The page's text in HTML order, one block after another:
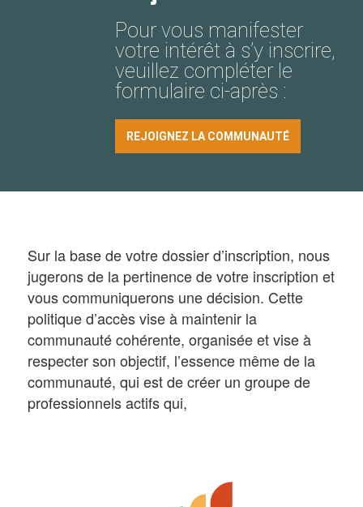
Pour vous manifester
votre intérêt à s’y inscrire,
veuillez compléter le
formulaire ci-après :
REJOIGNEZ LA COMMUNAUTÉ
Sur la base de votre dossier d’inscription, nous
jugerons de la pertinence de votre inscription et
vous communiquerons une décision. Cette
politique d’accès vise à maintenir la
communauté cohérente, organisée et vise à
respecter son objectif, l’essence même de la
communauté, qui est de créer un groupe de
professionnels actifs qui,